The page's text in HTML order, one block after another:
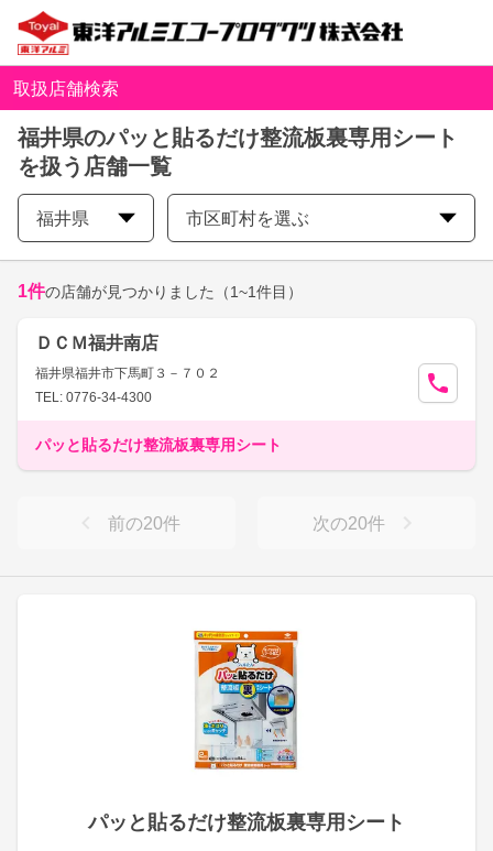
取扱店舗検索
福井県のパッと貼るだけ整流板裏専用シート
を扱う店舗一覧
福井県 市区町村を選ぶ
パッと貼るだけ整流板裏専用シート
1件の店舗が見つかりました （1~1件目）
ＤＣＭ福井南店
福井県福井市下馬町３－７０２
TEL: 0776-34-4300
パッと貼るだけ整流板裏専用シート
前の20件 次の20件